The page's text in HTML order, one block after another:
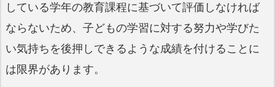
している学年の教育課程に基づいて評価しなければ
ならないため、子どもの学習に対する努力や学びた
い気持ちを後押しできるような成績を付けることに
は限界があります。